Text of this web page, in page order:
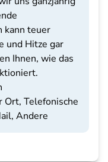
kann teuer
und Hitze gar
Ihnen, wie das
Ort, Telefonische
Andere